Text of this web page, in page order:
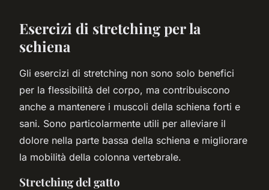
Esercizi di stretching per la
schiena
Gli esercizi di stretching non sono solo benefici
per la flessibilità del corpo, ma contribuiscono
anche a mantenere i muscoli della schiena forti e
sani. Sono particolarmente utili per alleviare il
dolore nella parte bassa della schiena e migliorare
la mobilità della colonna vertebrale.
Stretching del gatto